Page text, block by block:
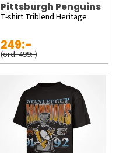
Pittsburgh Penguins
T-shirt Triblend Heritage
249:-
(ord. 499:-)